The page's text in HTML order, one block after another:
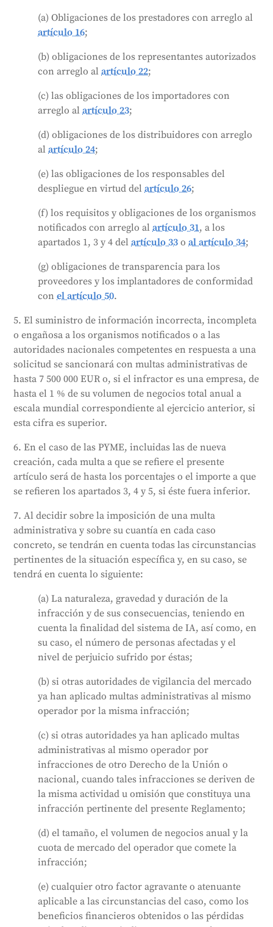
(a) Obligaciones de los prestadores con arreglo al
artículo 16;
(b) obligaciones de los representantes autorizados
con arreglo alartículo 22;
(c) las obligaciones de los importadores con
arreglo alartículo 23;
(d) obligaciones de los distribuidores con arreglo
alartículo 24;
(e) las obligaciones de los responsables del
despliegue en virtud delartículo 26;
(f) los requisitos y obligaciones de los organismos
notificados con arreglo alartículo 31, a los
apartados 1, 3 y 4 delartículo 33 oal artículo 34;
(g) obligaciones de transparencia para los
proveedores y los implantadores de conformidad
conel artículo 50.
5. El suministro de información incorrecta, incompleta
o engañosa a los organismos notificados o a las
autoridades nacionales competentes en respuesta a una
solicitud se sancionará con multas administrativas de
hasta 7 500 000 EUR o, si el infractor es una empresa, de
hasta el 1 % de su volumen de negocios total anual a
escala mundial correspondiente al ejercicio anterior, si
esta cifra es superior.
6. En el caso de las PYME, incluidas las de nueva
creación, cada multa a que se refiere el presente
artículo será de hasta los porcentajes o el importe a que
se refieren los apartados 3, 4 y 5, si éste fuera inferior.
7. Al decidir sobre la imposición de una multa
administrativa y sobre su cuantía en cada caso
concreto, se tendrán en cuenta todas las circunstancias
pertinentes de la situación específica y, en su caso, se
tendrá en cuenta lo siguiente:
(a) La naturaleza, gravedad y duración de la
infracción y de sus consecuencias, teniendo en
cuenta la finalidad del sistema de IA, así como, en
su caso, el número de personas afectadas y el
nivel de perjuicio sufrido por éstas;
(b) si otras autoridades de vigilancia del mercado
ya han aplicado multas administrativas al mismo
operador por la misma infracción;
(c) si otras autoridades ya han aplicado multas
administrativas al mismo operador por
infracciones de otro Derecho de la Unión o
nacional, cuando tales infracciones se deriven de
la misma actividad u omisión que constituya una
infracción pertinente del presente Reglamento;
(d) el tamaño, el volumen de negocios anual y la
cuota de mercado del operador que comete la
infracción;
(e) cualquier otro factor agravante o atenuante
aplicable a las circunstancias del caso, como los
beneficios financieros obtenidos o las pérdidas